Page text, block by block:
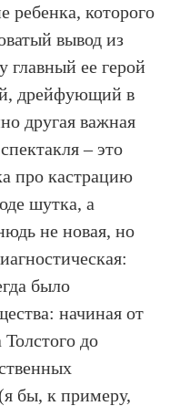
ребенка, которого
вывод из
главный ее герой
дрейфующий в
другая важная
– это
про кастрацию
шутка, а
не новая, но
было
начиная от
до
бы, к примеру,